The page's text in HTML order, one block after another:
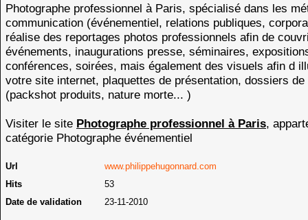
Photographe professionnel à Paris, spécialisé dans les
communication (événementiel, relations publiques,
réalise des reportages photos professionnels afin de
événements, inaugurations presse, séminaires,
conférences, soirées, mais également des visuels afin d
votre site internet, plaquettes de présentation, dossiers de
(packshot produits, nature morte... )
Visiter le site Photographe professionnel à Paris,
catégorie Photographe événementiel
Url
www.philippehugonnard.com
Hits
53
Date de validation
23-11-2010